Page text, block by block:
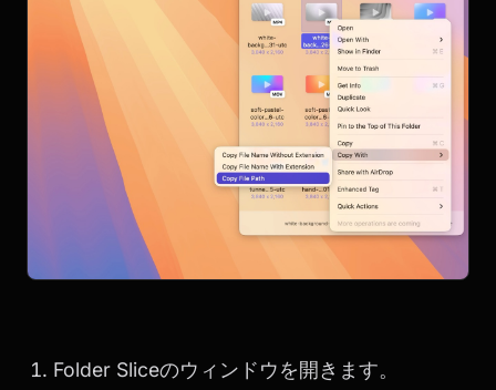
Folder Sliceのウィンドウを開きます。